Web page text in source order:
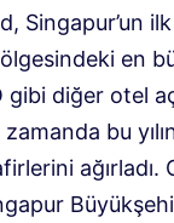
Singapur’un ilk
en
diğer otel
zamanda bu
ağırladı.